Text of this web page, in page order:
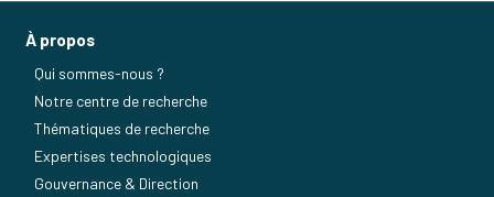
À propos
Qui sommes-nous ?
Notre centre de recherche
Thématiques de recherche
Expertises technologiques
Gouvernance & Direction